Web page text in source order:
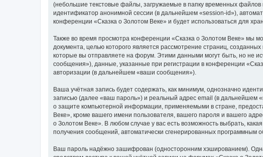
(небольшие текстовые файлы, загружаемые в папку временных
идентификатор анонимной сессии (в дальнейшем «session-id»),
конференции «Сказка о Золотом Веке» и будет использоваться для
Также во время просмотра конференции «Сказка о Золотом Веке» мы
документа, целью которого является рассмотрение страниц,
которые вы отправляете на форум. Этими данными могут быть, но не
сообщения»), данные, указанные при регистрации в конференции
авторизации (в дальнейшем «ваши сообщения»).
Ваша учётная запись будет содержать, как минимум, однозначно
записью (далее «ваш пароль») и реальный адрес email (в дальнейшем
о защите компьютерной информации, применяемыми в стране,
Веке», кроме вашего имени пользователя, вашего пароля и вашего
о Золотом Веке». В любом случае у вас есть возможность выбрать,
получения сообщений, автоматически сгенерированных программным
Ваш пароль надёжно зашифрован (односторонним хэшированием).